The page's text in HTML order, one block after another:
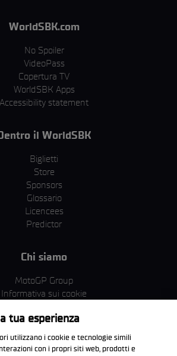
WorldSBK.com
No Spoiler
VideoPass
Copertura TV
WorldSBK Apps
Accessibility statement
il WorldSBK
Biglietti
Store
Sponsors
Glossario
Licencees
Predictor
Chi siamo
MotoGP Group
Informativa sui cookie
Corporate & ESG
Condizioni della Privacy
Condizioni di acquisto
tua esperienza
utilizzano i cookie e tecnologie simili
con i propri siti web, prodotti e